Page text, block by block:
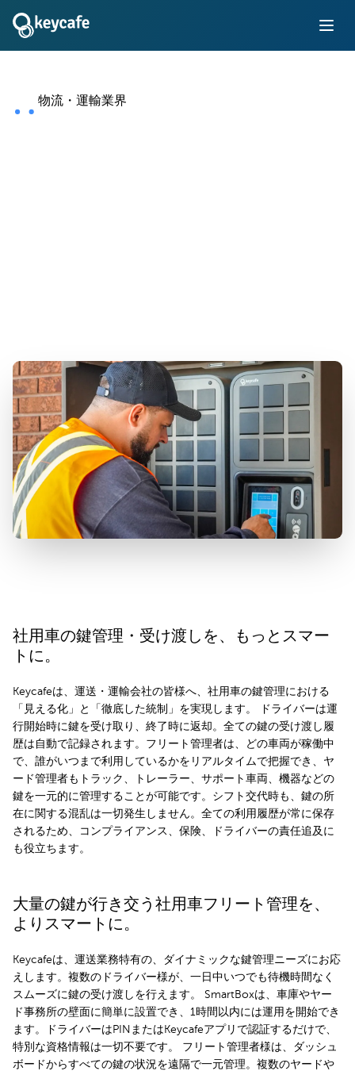
物流・運輸業界
社用車の鍵管理・受け渡しを、もっとスマー
トに。
Keycafeは、運送・運輸会社の皆様へ、社用車の鍵管理における
「見える化」と「徹底した統制」を実現します。 ドライバーは運
行開始時に鍵を受け取り、終了時に返却。全ての鍵の受け渡し履
歴は自動で記録されます。フリート管理者は、どの車両が稼働中
で、誰がいつまで利用しているかをリアルタイムで把握でき、ヤ
ード管理者もトラック、トレーラー、サポート車両、機器などの
鍵を一元的に管理することが可能です。シフト交代時も、鍵の所
在に関する混乱は一切発生しません。全ての利用履歴が常に保存
されるため、コンプライアンス、保険、ドライバーの責任追及に
も役立ちます。
大量の鍵が行き交う社用車フリート管理を、
よりスマートに。
Keycafeは、運送業務特有の、ダイナミックな鍵管理ニーズにお応
えします。複数のドライバー様が、一日中いつでも待機時間なく
スムーズに鍵の受け渡しを行えます。 SmartBoxは、車庫やヤー
ド事務所の壁面に簡単に設置でき、1時間以内には運用を開始でき
ます。ドライバーはPINまたはKeycafeアプリで認証するだけで、
特別な資格情報は一切不要です。 フリート管理者様は、ダッシュ
ボードからすべての鍵の状況を遠隔で一元管理。複数のヤードや